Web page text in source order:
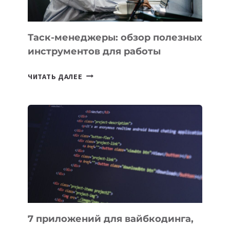
ПОРУЧИТЬ
УЖЕ
Таск-менеджеры: обзор полезных
инструментов для работы
ЧИТАТЬ ДАЛЕЕ ТАСК-
ПОЛЕЗНЫХ
ИНСТРУМЕНТОВ
ДЛЯ
РАБОТЫ
7 приложений для вайбкодинга,